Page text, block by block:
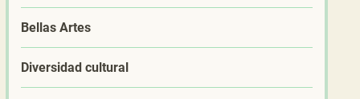
Bellas Artes
Diversidad cultural